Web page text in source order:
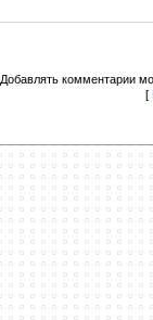
Добавлять комментарии
[